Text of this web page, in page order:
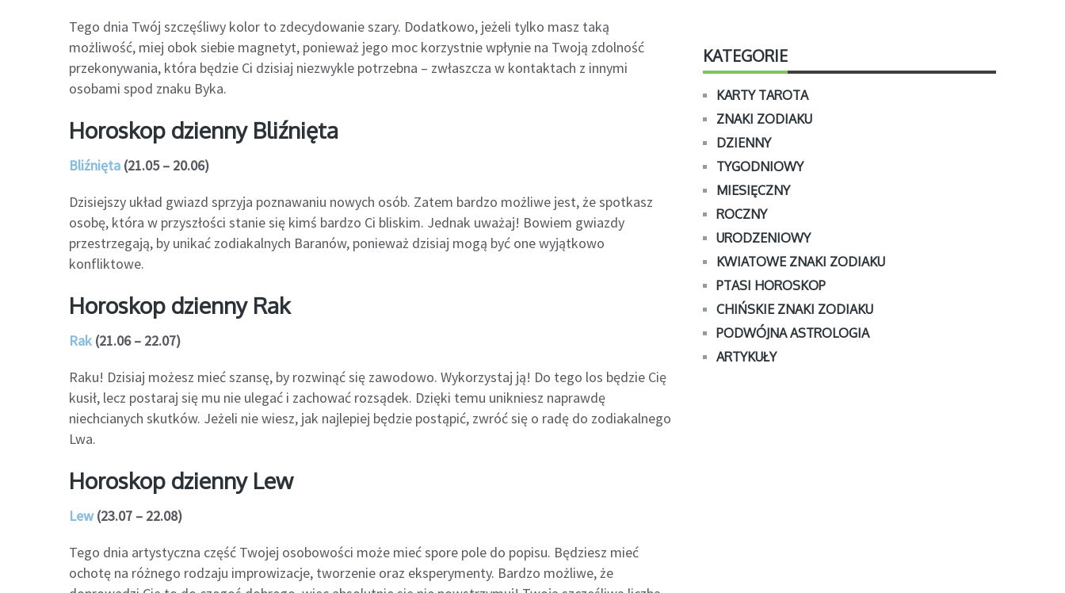
Tego dnia Twój szczęśliwy kolor to zdecydowanie szary. Dodatkowo, jeżeli tylko masz taką
możliwość, miej obok siebie magnetyt, ponieważ jego moc korzystnie wpłynie na Twoją zdolność
przekonywania, która będzie Ci dzisiaj niezwykle potrzebna – zwłaszcza w kontaktach z innymi
osobami spod znaku Byka.
Horoskop dzienny Bliźnięta
Bliźnięta (21.05 – 20.06)
Dzisiejszy układ gwiazd sprzyja poznawaniu nowych osób. Zatem bardzo możliwe jest, że spotkasz
osobę, która w przyszłości stanie się kimś bardzo Ci bliskim. Jednak uważaj! Bowiem gwiazdy
przestrzegają, by unikać zodiakalnych Baranów, ponieważ dzisiaj mogą być one wyjątkowo
konfliktowe.
Horoskop dzienny Rak
Rak (21.06 – 22.07)
Raku! Dzisiaj możesz mieć szansę, by rozwinąć się zawodowo. Wykorzystaj ją! Do tego los będzie Cię
kusił, lecz postaraj się mu nie ulegać i zachować rozsądek. Dzięki temu unikniesz naprawdę
niechcianych skutków. Jeżeli nie wiesz, jak najlepiej będzie postąpić, zwróć się o radę do zodiakalnego
Lwa.
Horoskop dzienny Lew
Lew (23.07 – 22.08)
Tego dnia artystyczna część Twojej osobowości może mieć spore pole do popisu. Będziesz mieć
ochotę na różnego rodzaju improwizacje, tworzenie oraz eksperymenty. Bardzo możliwe, że
KATEGORIE
KARTY TAROTA
ZNAKI ZODIAKU
DZIENNY
TYGODNIOWY
MIESIĘCZNY
ROCZNY
URODZENIOWY
KWIATOWE ZNAKI ZODIAKU
PTASI HOROSKOP
CHIŃSKIE ZNAKI ZODIAKU
PODWÓJNA ASTROLOGIA
ARTYKUŁY